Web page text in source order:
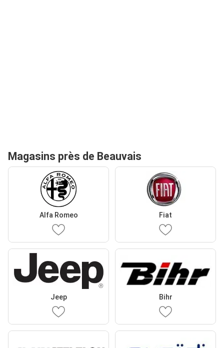
Magasins près de Beauvais
Alfa Romeo Fiat
Jeep Bihr